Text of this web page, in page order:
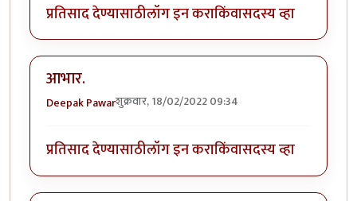
प्रतिसाद देण्यासाठीलॉग इन कराकिंवासदस्य व्हा
आभार.
Deepak Pawarशुक्रवार, 18/02/2022 09:34
प्रतिसाद देण्यासाठीलॉग इन कराकिंवासदस्य व्हा